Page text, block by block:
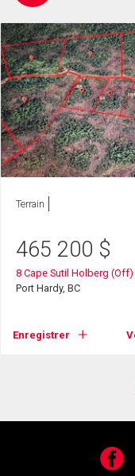
Terrain
465 200 $
8 Cape Sutil Holberg
Port Hardy, BC
Enregistrer
Facebook